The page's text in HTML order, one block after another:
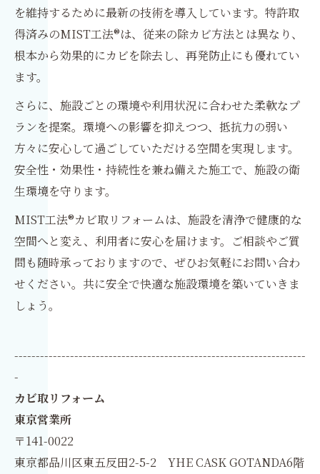
を維持するために最新の技術を導入しています。特許取
得済みのMIST工法®は、従来の除カビ方法とは異なり、
根本から効果的にカビを除去し、再発防止にも優れてい
ます。
さらに、施設ごとの環境や利用状況に合わせた柔軟なプ
ランを提案。環境への影響を抑えつつ、抵抗力の弱い
方々に安心して過ごしていただける空間を実現します。
安全性・効果性・持続性を兼ね備えた施工で、施設の衛
生環境を守ります。
MIST工法®カビ取リフォームは、施設を清浄で健康的な
空間へと変え、利用者に安心を届けます。ご相談やご質
問も随時承っておりますので、ぜひお気軽にお問い合わ
せください。共に安全で快適な施設環境を築いていきま
しょう。
--------------------------------------------------------------------
-
カビ取リフォーム
東京営業所
〒141-0022
東京都品川区東五反田2-5-2 YHE CASK GOTANDA6階